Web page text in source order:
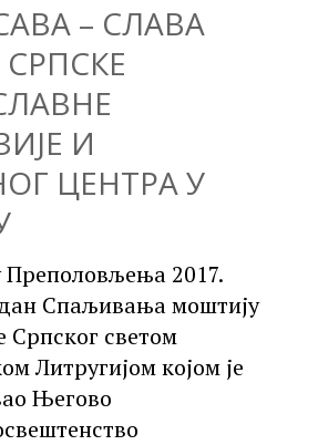
– СЛАВА
И
ЦЕНТРА У
2017.
Спаљивања моштију
Српског светом
Литругијом којом је
Његово